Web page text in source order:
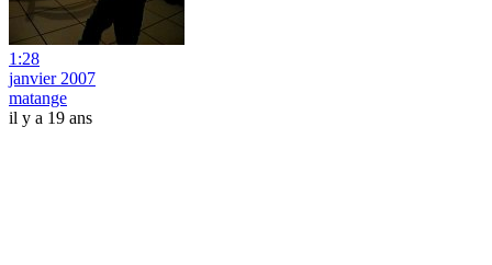
1:28
janvier 2007
matange
il y a 19 ans